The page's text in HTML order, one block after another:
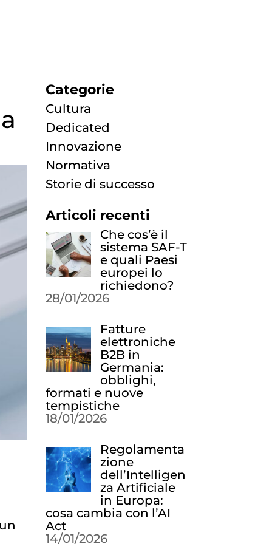
Categorie
Cultura
Dedicated
Innovazione
Normativa
Storie di successo
Articoli recenti
Che cos’è il
sistema SAF-T
e quali Paesi
europei lo
richiedono?
28/01/2026
Fatture
elettroniche
B2B in
Germania:
obblighi,
formati e nuove
tempistiche
18/01/2026
Regolamenta
zione
dell’Intelligen
za Artificiale
in Europa:
cosa cambia con l’AI
Act
14/01/2026